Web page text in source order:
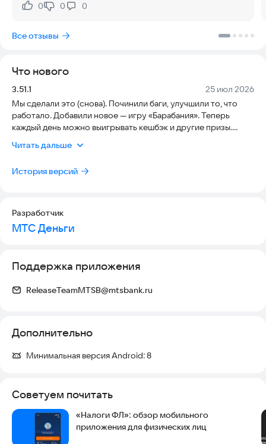
Нравится:
0Не нравится:
0 0
Все отзывы
Что нового
Версия:
3.51.1 Дата:
25 июл 2026
Мы сделали это (снова). Починили баги, улучшили то, что
работало. Добавили новое — игру «Барабания». Теперь
каждый день можно выигрывать кешбэк и другие призы.
Читать дальше
История версий
Разработчик
МТС Деньги
Поддержка приложения
ReleaseTeamMTSB@mtsbank.ru
Дополнительно
Минимальная версия Android:8
Советуем почитать
«Налоги ФЛ»: обзор мобильного
приложения для физических лиц